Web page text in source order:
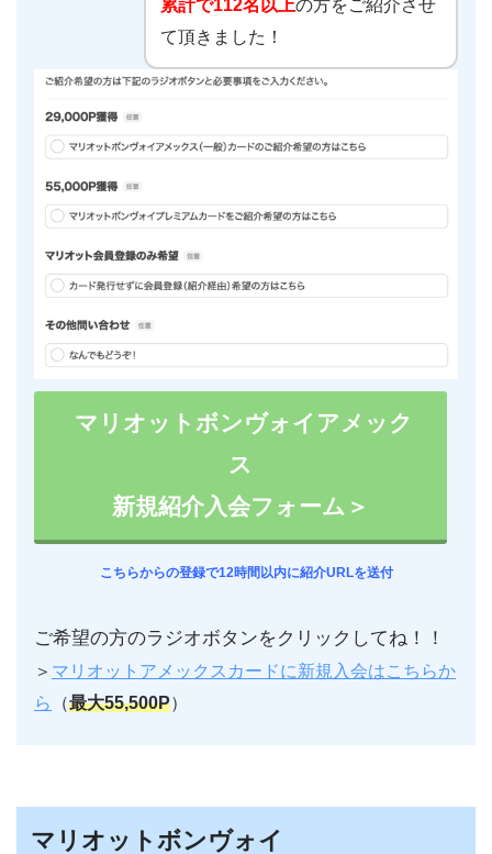
累計で112名以上の方をご紹介させ
て頂きました！
マリオットボンヴォイアメック
ス
新規紹介入会フォーム＞
こちらからの登録で12時間以内に紹介URLを送付
ご希望の方のラジオボタンをクリックしてね！！
＞ マリオットアメックスカードに新規入会はこちらか
ら
（最大55,500P）
マリオットボンヴォイ